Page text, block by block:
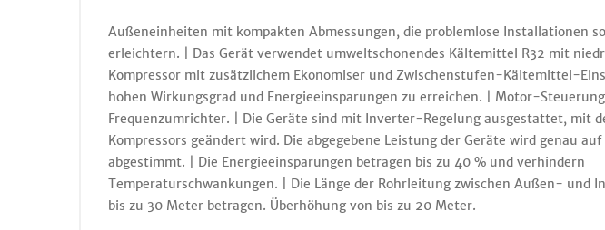
Außeneinheiten mit kompakten Abmessungen, die problemlose Installationen
erleichtern. | Das Gerät verwendet umweltschonendes Kältemittel R32 mit
Kompressor mit zusätzlichem Ekonomiser und Zwischenstufen-Kältemittel-
hohen Wirkungsgrad und Energieeinsparungen zu erreichen. | Motor-
Frequenzumrichter. | Die Geräte sind mit Inverter-Regelung ausgestattet, mit
Kompressors geändert wird. Die abgegebene Leistung der Geräte wird genau
abgestimmt. | Die Energieeinsparungen betragen bis zu 40 % und verhindern
Temperaturschwankungen. | Die Länge der Rohrleitung zwischen Außen- und
bis zu 30 Meter betragen. Überhöhung von bis zu 20 Meter.